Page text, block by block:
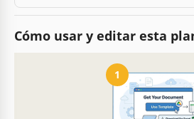
Cómo usar y editar esta
1